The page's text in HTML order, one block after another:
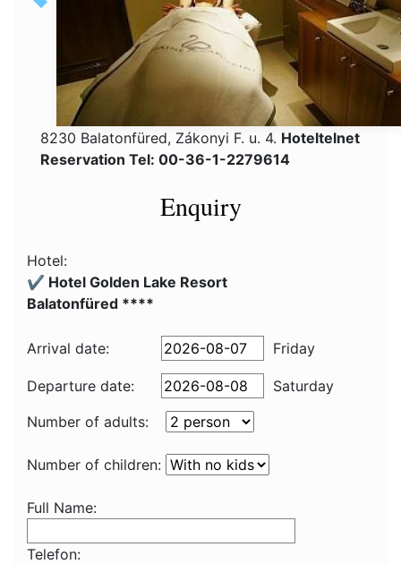
8230 Balatonfüred, Zákonyi F. u. 4. Hoteltelnet
Reservation Tel: 00-36-1-2279614
Enquiry
Hotel:
✔️ Hotel Golden Lake Resort
Balatonfüred ****
Arrival date: Friday
Departure date:
Saturday
Number of adults:
Number of children:
Full Name:
Telefon: